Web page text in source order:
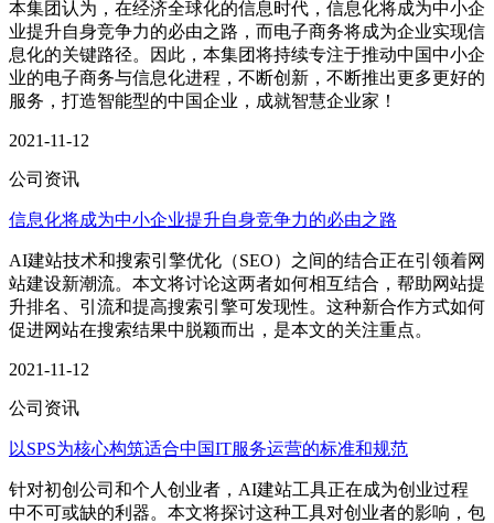
本集团认为，在经济全球化的信息时代，信息化将成为中小企
业提升自身竞争力的必由之路，而电子商务将成为企业实现信
息化的关键路径。因此，本集团将持续专注于推动中国中小企
业的电子商务与信息化进程，不断创新，不断推出更多更好的
服务，打造智能型的中国企业，成就智慧企业家！
2021-11-12
公司资讯
信息化将成为中小企业提升自身竞争力的必由之路
AI建站技术和搜索引擎优化（SEO）之间的结合正在引领着网
站建设新潮流。本文将讨论这两者如何相互结合，帮助网站提
升排名、引流和提高搜索引擎可发现性。这种新合作方式如何
促进网站在搜索结果中脱颖而出，是本文的关注重点。
2021-11-12
公司资讯
以SPS为核心构筑适合中国IT服务运营的标准和规范
针对初创公司和个人创业者，AI建站工具正在成为创业过程
中不可或缺的利器。本文将探讨这种工具对创业者的影响，包